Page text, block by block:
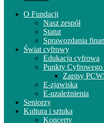
O Fundacji
Nasz zespół
Statut
Sprawozdania
Świat cyfrowy
Edukacja cyfrowa
Punkty
Zapisy
E-zjawiska
E-uzależnienia
Seniorzy
Kultura i sztuka
Koncerty